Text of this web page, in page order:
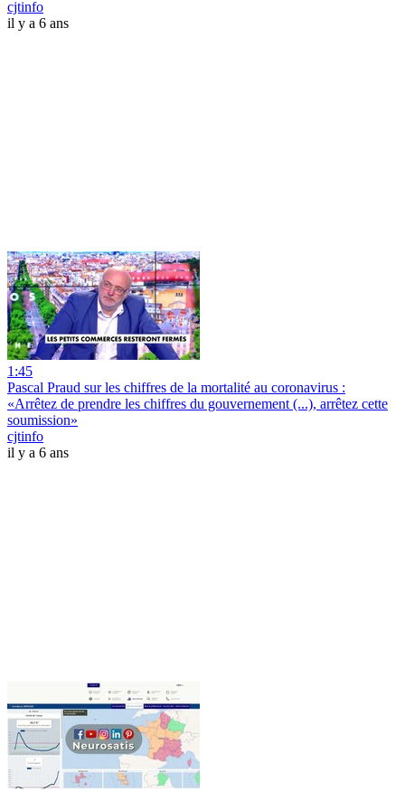
cjtinfo
il y a 6 ans
1:45
Pascal Praud sur les chiffres de la mortalité au coronavirus :
«Arrêtez de prendre les chiffres du gouvernement (...), arrêtez cette
soumission»
cjtinfo
il y a 6 ans